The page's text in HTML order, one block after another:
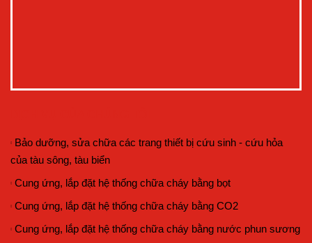
Bảo dưỡng, sửa chữa các trang thiết bị cứu sinh - cứu hỏa
của tàu sông, tàu biển
Cung ứng, lắp đặt hệ thống chữa cháy bằng bọt
Cung ứng, lắp đặt hệ thống chữa cháy bằng CO2
Cung ứng, lắp đặt hệ thống chữa cháy bằng nước phun sương